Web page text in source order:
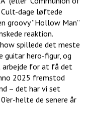
dage løftede
groovy ”Hollow Man”
reaktion.
spillede det meste
guitar hero-figur, og
arbejde for at få det
2025 fremstod
– det har vi set
helte de senere år